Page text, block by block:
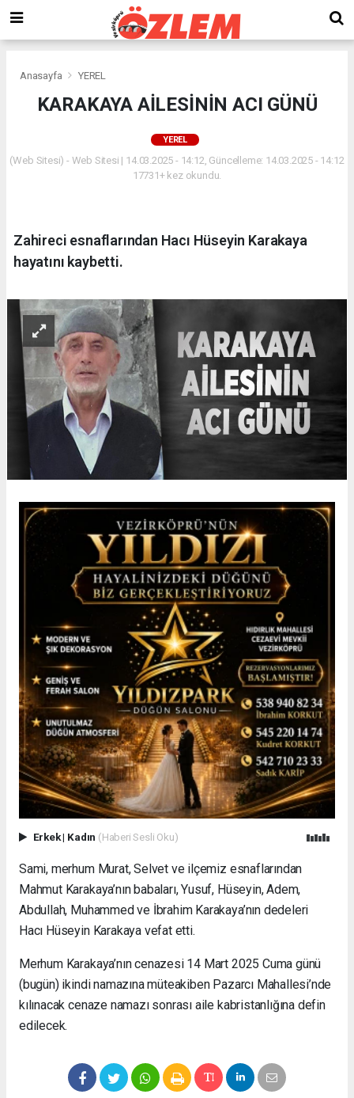
Anasayfa YEREL
KARAKAYA AİLESİNİN ACI GÜNÜ
YEREL
(Web Sitesi) - Web Sitesi | 14.03.2025 - 14:12, Güncelleme: 14.03.2025 - 14:12
17731+ kez okundu.
Zahireci esnaflarından Hacı Hüseyin Karakaya
hayatını kaybetti.
Erkek| Kadın (Haberi Sesli Oku)
Sami, merhum Murat, Selvet ve ilçemiz esnaflarından
Mahmut Karakaya’nın babaları, Yusuf, Hüseyin, Adem,
Abdullah, Muhammed ve İbrahim Karakaya’nın dedeleri
Hacı Hüseyin Karakaya vefat etti.
Merhum Karakaya’nın cenazesi 14 Mart 2025 Cuma günü
(bugün) ikindi namazına müteakiben Pazarcı Mahallesi’nde
kılınacak cenaze namazı sonrası aile kabristanlığına defin
edilecek.